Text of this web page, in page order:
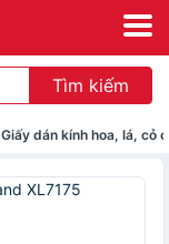
Tìm kiếm
Giấy dán kính hoa, lá, cỏ